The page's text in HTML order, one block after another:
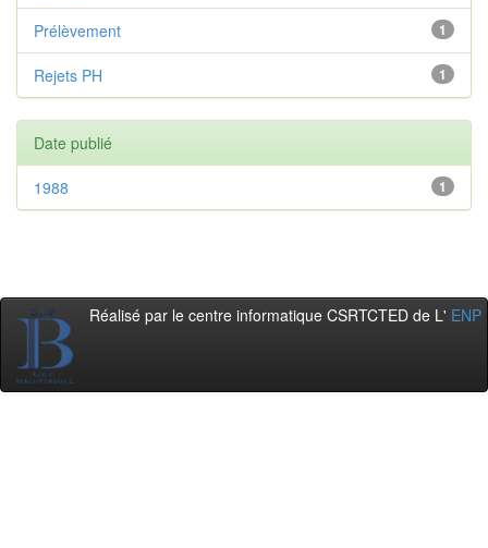
1
Prélèvement
1
Rejets PH
Date publié
1
1988
Réalisé par le centre informatique CSRTCTED de L' ENP